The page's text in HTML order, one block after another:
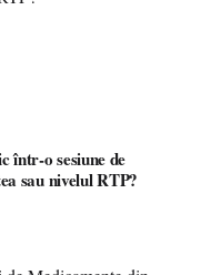
într-o sesiune de
sau nivelul RTP?